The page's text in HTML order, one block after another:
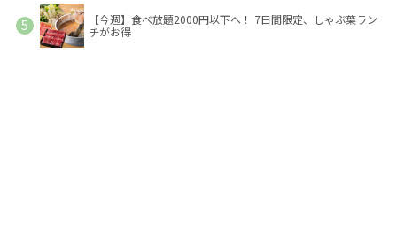
【今週】食べ放題2000円以下へ！ 7日間限定、しゃぶ葉ラン
チがお得